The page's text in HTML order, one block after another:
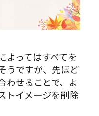
よってはすべてを
うですが、先ほど
わせることで、よ
トイメージを削除